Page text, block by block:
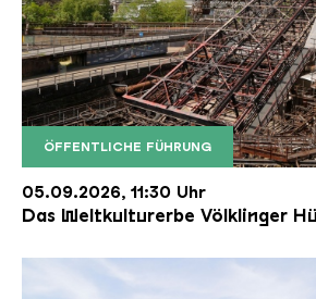
ÖFFENTLICHE FÜHRUNG
Der Erzschrägaufzug der
Copyright: Weltkulturerbe
05.09.2026, 11:30 Uhr
Das Weltkulturerbe Völklinger